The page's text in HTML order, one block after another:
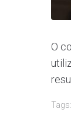
O
Tags: